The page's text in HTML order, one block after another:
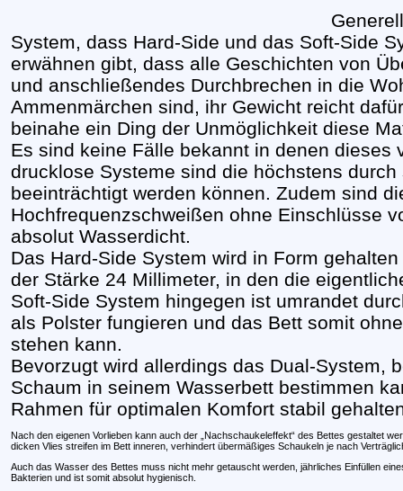
System, dass Hard-Side und das Soft-Side
erwähnen gibt, dass alle Geschichten von
und anschließendes Durchbrechen in die
Ammenmärchen sind, ihr Gewicht reicht
beinahe ein Ding der Unmöglichkeit diese
Es sind keine Fälle bekannt in denen dieses
drucklose Systeme sind die höchstens
beeinträchtigt werden können. Zudem sind
Hochfrequenzschweißen ohne Einschlüsse
absolut Wasserdicht.
Das Hard-Side System wird in Form
der Stärke 24 Millimeter, in den die
Soft-Side System hingegen ist umrandet
als Polster fungieren und das Bett somit
stehen kann.
Bevorzugt wird allerdings das Dual-System,
Schaum in seinem Wasserbett bestimmen
Rahmen für optimalen Komfort stabil
Nach den eigenen Vorlieben kann auch der „Nachschaukeleffekt“ des Bettes gestaltet
dicken Vlies streifen im Bett inneren, verhindert übermäßiges Schaukeln je nach
Auch das Wasser des Bettes muss nicht mehr getauscht werden, jährliches Einfüllen
Bakterien und ist somit absolut hygienisch.